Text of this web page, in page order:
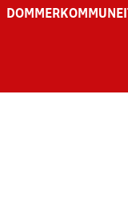
DOMMER KOMMUNE